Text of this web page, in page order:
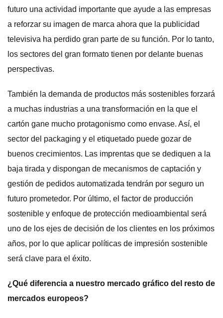
futuro una actividad importante que ayude a las empresas
a reforzar su imagen de marca ahora que la publicidad
televisiva ha perdido gran parte de su función. Por lo tanto,
los sectores del gran formato tienen por delante buenas
perspectivas.
También la demanda de productos más sostenibles forzará
a muchas industrias a una transformación en la que el
cartón gane mucho protagonismo como envase. Así, el
sector del packaging y el etiquetado puede gozar de
buenos crecimientos. Las imprentas que se dediquen a la
baja tirada y dispongan de mecanismos de captación y
gestión de pedidos automatizada tendrán por seguro un
futuro prometedor. Por último, el factor de producción
sostenible y enfoque de protección medioambiental será
uno de los ejes de decisión de los clientes en los próximos
años, por lo que aplicar políticas de impresión sostenible
será clave para el éxito.
¿Qué diferencia a nuestro mercado gráfico del resto de
mercados europeos?